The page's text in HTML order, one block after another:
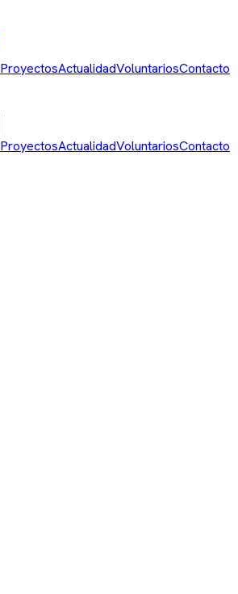
ProyectosActualidadVoluntariosContacto
ProyectosActualidadVoluntariosContacto